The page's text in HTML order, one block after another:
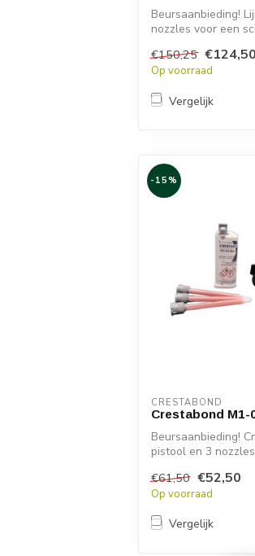
Beursaanbieding!
nozzles voor een
Crestabon...
€150,25 €124,50
Op voorraad
Vergelijk
-15%
CRESTABOND
Crestabond M1-
Beursaanbieding!
pistool en 3
€61,50 €52,50
Op voorraad
Vergelijk